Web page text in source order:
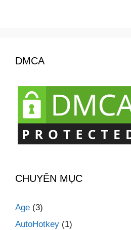
DMCA
CHUYÊN MỤC
Age (3)
AutoHotkey (1)